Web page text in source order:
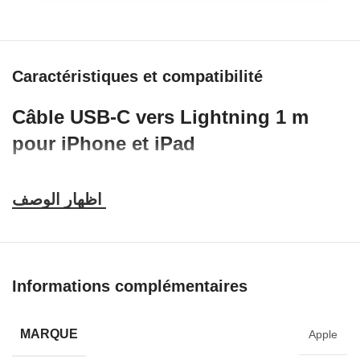
Caractéristiques et compatibilité
Câble USB-C vers Lightning 1 m
pour iPhone et iPad
et synchroniser les appareils équipés d’un port Lightning. Son
Longueur pratique de 1 mètre
Permet la recharge et la synchronisation des données
Informations complémentaires
MARQUE Apple